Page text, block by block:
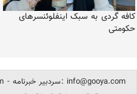
کافه گردی به سبک اینفلوئنسرهای
حکومتی
Copyright© 1998 - 2026 Gooya.com - سردبیر خبرنامه: info@gooya.com